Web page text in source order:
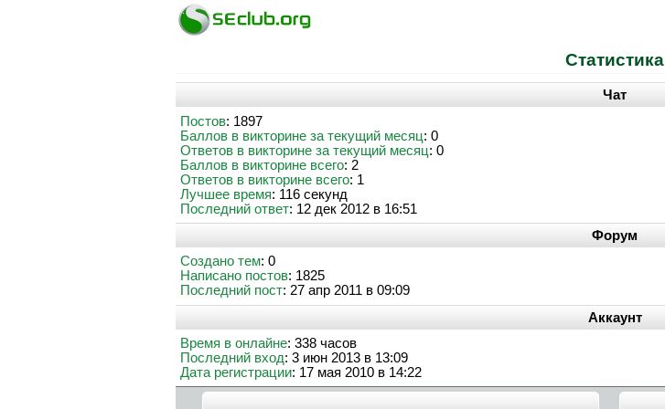
Статистика
Чат
Постов: 1897
Баллов в викторине за текущий месяц: 0
Ответов в викторине за текущий месяц: 0
Баллов в викторине всего: 2
Ответов в викторине всего: 1
Лучшее время: 116 секунд
Последний ответ: 12 дек 2012 в 16:51
Форум
Создано тем: 0
Написано постов: 1825
Последний пост: 27 апр 2011 в 09:09
Аккаунт
Время в онлайне: 338 часов
Последний вход: 3 июн 2013 в 13:09
Дата регистрации: 17 мая 2010 в 14:22